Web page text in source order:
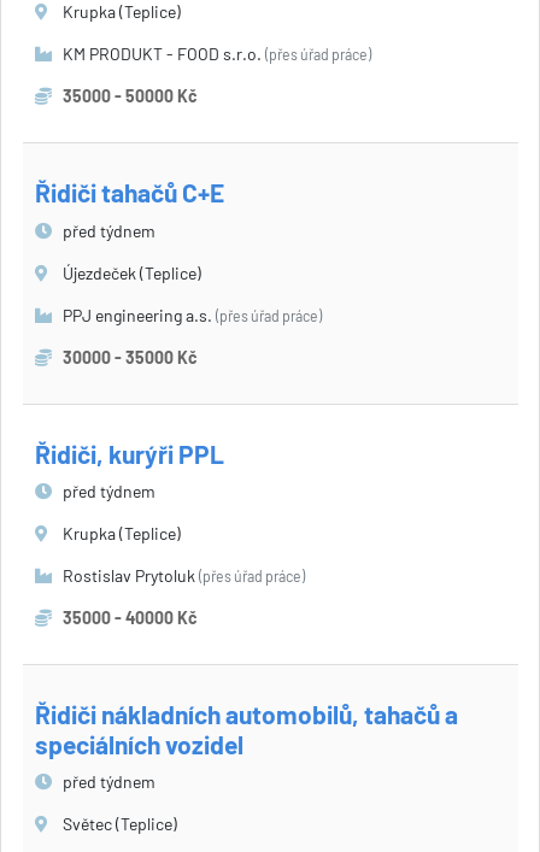
Krupka (Teplice)
KM PRODUKT - FOOD s.r.o. (přes úřad práce)
35000 - 50000 Kč
Řidiči tahačů C+E
před týdnem
Újezdeček (Teplice)
PPJ engineering a.s. (přes úřad práce)
30000 - 35000 Kč
Řidiči, kurýři PPL
před týdnem
Krupka (Teplice)
Rostislav Prytoluk (přes úřad práce)
35000 - 40000 Kč
Řidiči nákladních automobilů, tahačů a
speciálních vozidel
před týdnem
Světec (Teplice)